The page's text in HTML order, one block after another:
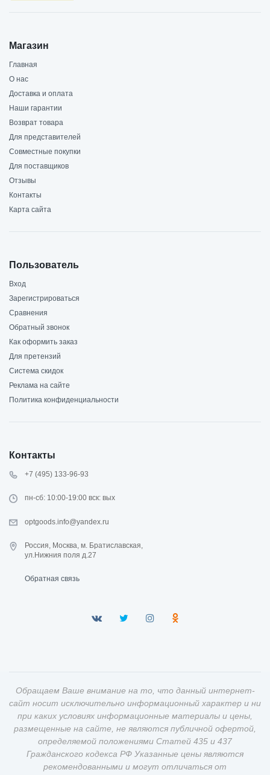
Магазин
Главная
О нас
Доставка и оплата
Наши гарантии
Возврат товара
Для представителей
Совместные покупки
Для поставщиков
Отзывы
Контакты
Карта сайта
Пользователь
Вход
Зарегистрироваться
Сравнения
Обратный звонок
Как оформить заказ
Для претензий
Система скидок
Реклама на сайте
Политика конфиденциальности
Контакты
+7 (495) 133-96-93
пн-сб: 10:00-19:00 вск: вых
optgoods.info@yandex.ru
Россия, Москва, м. Братиславская,
ул.Нижния поля д.27
Обратная связь
Обращаем Ваше внимание на то, что данный интернет-
сайт носит исключительно информационный характер и ни
при каких условиях информационные материалы и цены,
размещенные на сайте, не являются публичной офертой,
определяемой положениями Статей 435 и 437
Гражданского кодекса РФ Указанные цены являются
рекомендованными и могут отличаться от